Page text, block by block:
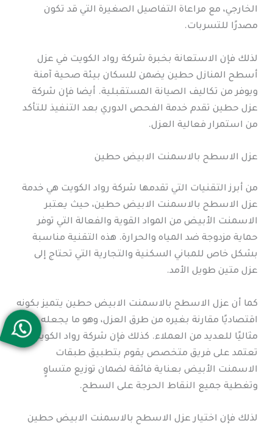
الخارجي، مع مراعاة التفاصيل الصغيرة التي قد تكون
مصدرًا للتسربات.
لذلك فإن الاستعانة بخبرة شركة رواد الكويت في عزل
أسطح المنازل حطين يضمن للسكان بيئة صحية آمنة
ويوفر من تكاليف الصيانة المستقبلية. أيضا فإن شركة
عزل حطين تقدم خدمة الفحص الدوري بعد التنفيذ للتأكد
من استمرار فعالية العزل.
عزل الاسطح بالاسمنت الابيض حطين
من أبرز التقنيات التي تقدمها شركة رواد الكويت هي خدمة
عزل الاسطح بالاسمنت الابيض حطين، حيث يعتبر
الاسمنت الأبيض من المواد القوية والفعالة التي توفر
حماية مزدوجة ضد المياه والحرارة. هذه التقنية مناسبة
بشكل خاص للمباني السكنية والتجارية التي تحتاج إلى
عزل متين طويل الأمد.
كما أن عزل الاسطح بالاسمنت الابيض حطين يتميز بكونه
اقتصاديًا مقارنة بغيره من طرق العزل، وهو ما يجعله خيارًا
مثاليًا للعديد من العملاء. كذلك فإن شركة رواد الكويت
تعتمد على فريق متخصص يقوم بتطبيق طبقات
الاسمنت الأبيض بعناية فائقة لضمان توزيع متساوٍ
وتغطية جميع النقاط الحرجة على السطح.
لذلك فإن اختيار عزل الاسطح بالاسمنت الابيض حطين